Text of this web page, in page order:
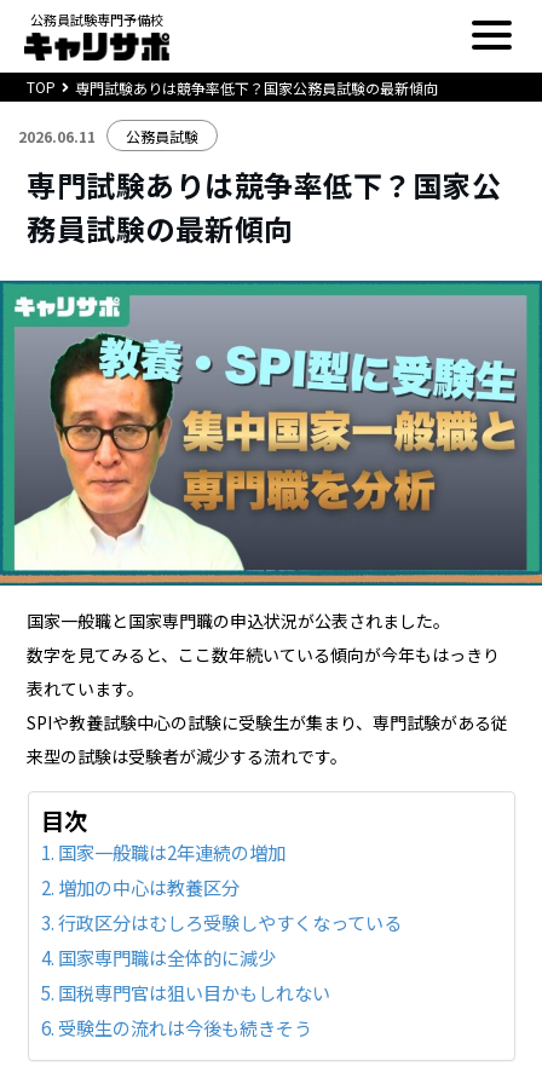
公務員試験専門予備校
TOP 専門試験ありは競争率低下？国家公務員試験の最新傾向
2026.06.11 公務員試験
専門試験ありは競争率低下？国家公
務員試験の最新傾向
国家一般職と国家専門職の申込状況が公表されました。
数字を見てみると、ここ数年続いている傾向が今年もはっきり
表れています。
SPIや教養試験中心の試験に受験生が集まり、専門試験がある従
来型の試験は受験者が減少する流れです。
目次
国家一般職は2年連続の増加
増加の中心は教養区分
行政区分はむしろ受験しやすくなっている
国家専門職は全体的に減少
国税専門官は狙い目かもしれない
受験生の流れは今後も続きそう